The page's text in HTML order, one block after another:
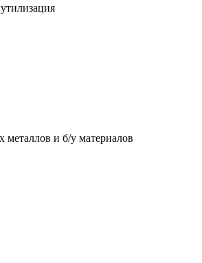
и б/у материалов